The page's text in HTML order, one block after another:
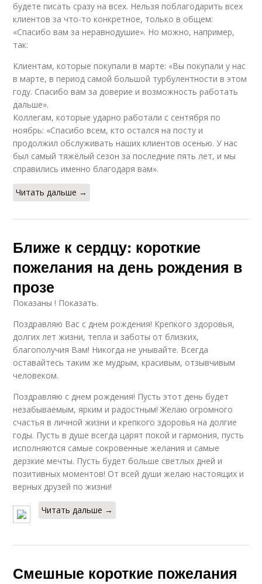
будете писать сразу на всех. Нельзя поблагодарить всех
клиентов за что-то конкретное, только в общем:
«Спасибо вам за неравнодушие». Но можно, например,
так:
Клиентам, которые покупали в марте: «Вы покупали у нас
в марте, в период самой большой турбулентности в этом
году. Спасибо вам за доверие и возможность работать
дальше».
Коллегам, которые ударно работали с сентября по
ноябрь: «Спасибо всем, кто остался на посту и
продолжил обслуживать наших клиентов осенью. У нас
был самый тяжёлый сезон за последние пять лет, и мы
справились именно благодаря вам».
Читать дальше →
Ближе к сердцу: короткие
пожелания на день рождения в
прозе
Показаны ! Показать.
Поздравляю Вас с днем рождения! Крепкого здоровья,
долгих лет жизни, тепла и заботы от близких,
благополучия Вам! Никогда не унывайте. Всегда
оставайтесь таким же мудрым, красивым, отзывчивым
человеком.
Поздравляю с днем рождения! Пусть этот день будет
незабываемым, ярким и радостным! Желаю огромного
счастья в личной жизни и крепкого здоровья на долгие
годы. Пусть в душе всегда царят покой и гармония, пусть
исполняются самые сокровенные желания и самые
дерзкие мечты. Пусть будет больше светлых дней и
позитивных моментов! От всей души желаю настоящих и
верных друзей по жизни!
Читать дальше →
Смешные короткие пожелания